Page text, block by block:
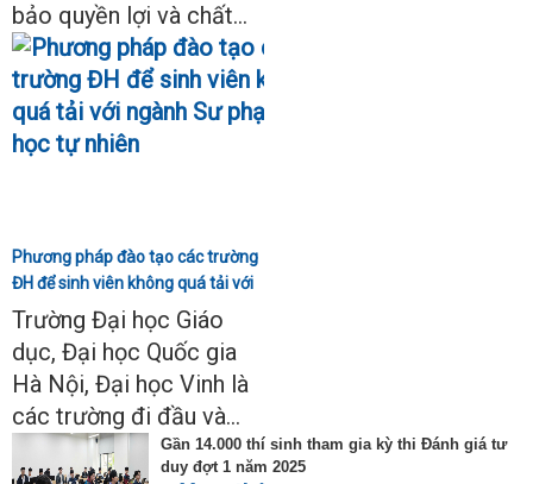
bảo quyền lợi và chất...
Phương pháp đào tạo các trường
ĐH để sinh viên không quá tải với
ngành Sư phạm Khoa học tự
nhiên
Trường Đại học Giáo
dục, Đại học Quốc gia
Hà Nội, Đại học Vinh là
các trường đi đầu và...
Gần 14.000 thí sinh tham gia kỳ thi Đánh giá tư
duy đợt 1 năm 2025